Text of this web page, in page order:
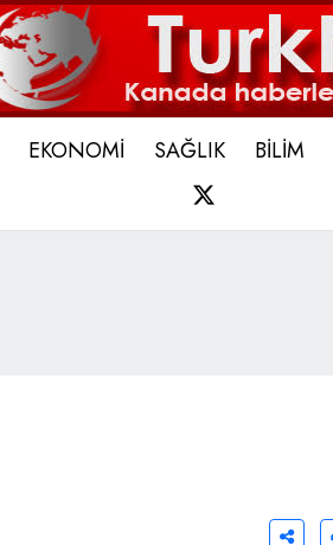
EKONOMİ SAĞLIK BİLİM